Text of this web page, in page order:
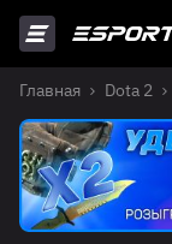
Главная Dota 2